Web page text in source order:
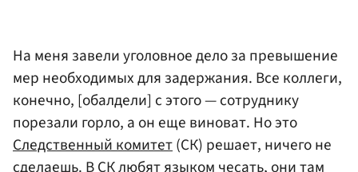
На меня завели уголовное дело за превышение
мер необходимых для задержания. Все коллеги,
конечно, [обалдели] с этого — сотруднику
порезали горло, а он еще виноват. Но это
Следственный комитет(СК) решает, ничего не
сделаешь. В СК любят языком чесать, они там